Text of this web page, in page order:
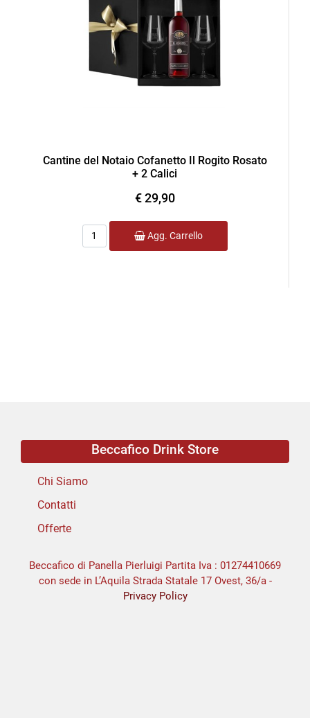
Cantine del Notaio Cofanetto Il Rogito Rosato
+ 2 Calici
€ 29,90
Quantità
Agg. Carrello
Beccafico Drink Store
Chi Siamo
Contatti
Offerte
Beccafico di Panella Pierluigi Partita Iva : 01274410669
con sede in L’Aquila Strada Statale 17 Ovest, 36/a -
Privacy Policy